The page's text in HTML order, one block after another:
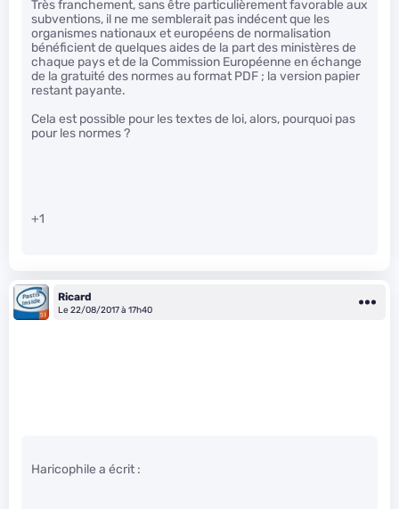
Très franchement, sans être particulièrement favorable aux
subventions, il ne me semblerait pas indécent que les
organismes nationaux et européens de normalisation
bénéficient de quelques aides de la part des ministères de
chaque pays et de la Commission Européenne en échange
de la gratuité des normes au format PDF ; la version papier
restant payante.
Cela est possible pour les textes de loi, alors, pourquoi pas
pour les normes ?
+1
Ricard
Le 22/08/2017 à 17h40
Haricophile a écrit :